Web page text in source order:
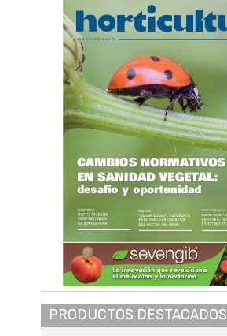
PRODUCTOS DESTACADOS